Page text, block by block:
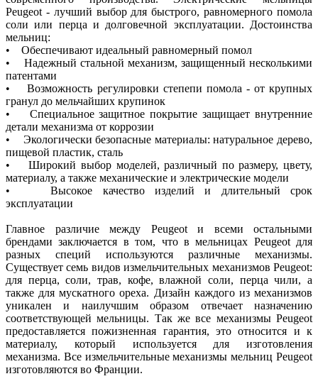
Peugeot - лучший выбор для быстрого, равномерного помола
соли или перца и долговечной эксплуатации. Достоинства
мельниц:
• Обеспечивают идеальный равномерный помол
• Надежный стальной механизм, защищенный несколькими
патентами
• Возможность регулировки степепи помола - от крупных
гранул до мельчайших крупинок
• Специальное защитное покрытие защищает внутренние
детали механизма от коррозии
• Экологически безопасные материалы: натуральное дерево,
пищевой пластик, сталь
• Широкий выбор моделей, различный по размеру, цвету,
материалу, а также механические и электрические модели
• Высокое качество изделий и длительный срок
эксплуатации
Главное различие между Peugeot и всеми остальными
брендами заключается в том, что в мельницах Peugeot для
разных специй используются различные механизмы.
Существует семь видов измельчительных механизмов Peugeot:
для перца, соли, трав, кофе, влажной соли, перца чили, а
также для мускатного ореха. Дизайн каждого из механизмов
уникален и наилучшим образом отвечает назначению
соответствующей мельницы. Так же все механизмы Peugeot
предоставляется пожизненная гарантия, это относится и к
материалу, который используется для изготовления
механизма. Все измельчительные механизмы мельниц Peugeot
изготовляются во Франции.